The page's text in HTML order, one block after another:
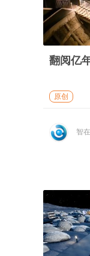
翻阅亿
原创
智